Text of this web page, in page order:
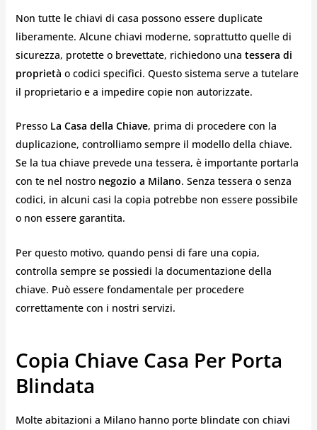
Non tutte le chiavi di casa possono essere duplicate
liberamente. Alcune chiavi moderne, soprattutto quelle di
sicurezza, protette o brevettate, richiedono una tessera di
proprietà o codici specifici. Questo sistema serve a tutelare
il proprietario e a impedire copie non autorizzate.
Presso La Casa della Chiave, prima di procedere con la
duplicazione, controlliamo sempre il modello della chiave.
Se la tua chiave prevede una tessera, è importante portarla
con te nel nostro negozio a Milano. Senza tessera o senza
codici, in alcuni casi la copia potrebbe non essere possibile
o non essere garantita.
Per questo motivo, quando pensi di fare una copia,
controlla sempre se possiedi la documentazione della
chiave. Può essere fondamentale per procedere
correttamente con i nostri servizi.
Copia Chiave Casa Per Porta
Blindata
Molte abitazioni a Milano hanno porte blindate con chiavi